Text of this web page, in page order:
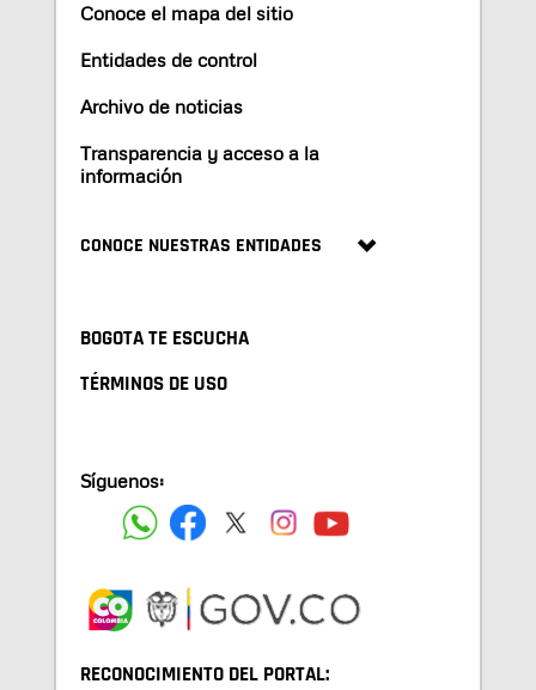
Conoce el mapa del sitio
Entidades de control
Archivo de noticias
Transparencia y acceso a la
información
CONOCE NUESTRAS ENTIDADES
BOGOTA TE ESCUCHA
TÉRMINOS DE USO
Síguenos:
RECONOCIMIENTO DEL PORTAL: